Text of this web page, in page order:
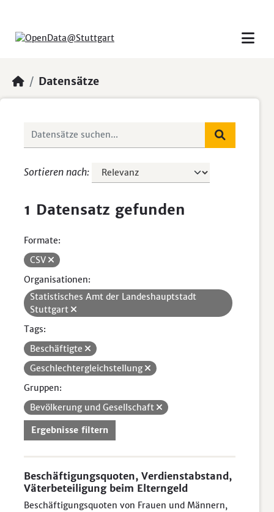
Datensätze
Sortieren nach
1 Datensatz gefunden
Formate:
CSV
Organisationen:
Statistisches Amt der Landeshauptstadt
Stuttgart
Tags:
Beschäftigte
Geschlechtergleichstellung
Gruppen:
Bevölkerung und Gesellschaft
Ergebnisse filtern
Beschäftigungsquoten, Verdienstabstand,
Väterbeteiligung beim Elterngeld
Beschäftigungsquoten von Frauen und Männern,